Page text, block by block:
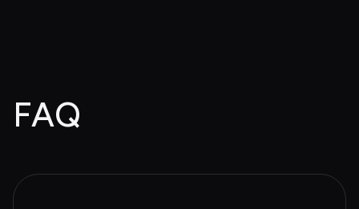
FAQ